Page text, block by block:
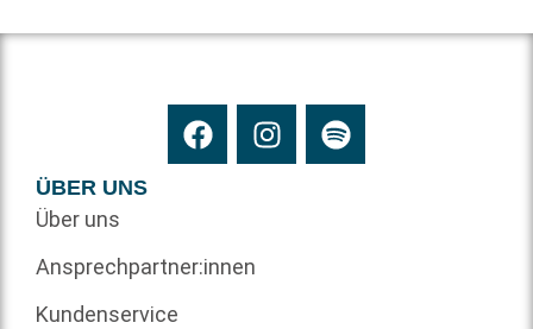
ÜBER UNS
Über uns
Ansprechpartner:innen
Kundenservice